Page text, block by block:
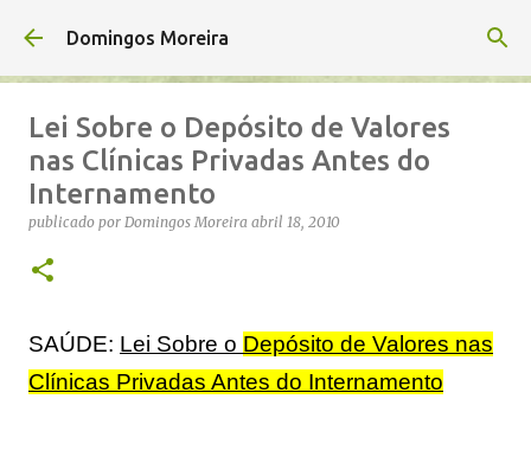
Avançar para o conteúdo principal
Domingos Moreira
Lei Sobre o Depósito de Valores
nas Clínicas Privadas Antes do
Internamento
publicado por Domingos Moreira abril 18, 2010
SAÚDE: Lei Sobre o Depósito de Valores nas
Clínicas Privadas Antes do Internamento